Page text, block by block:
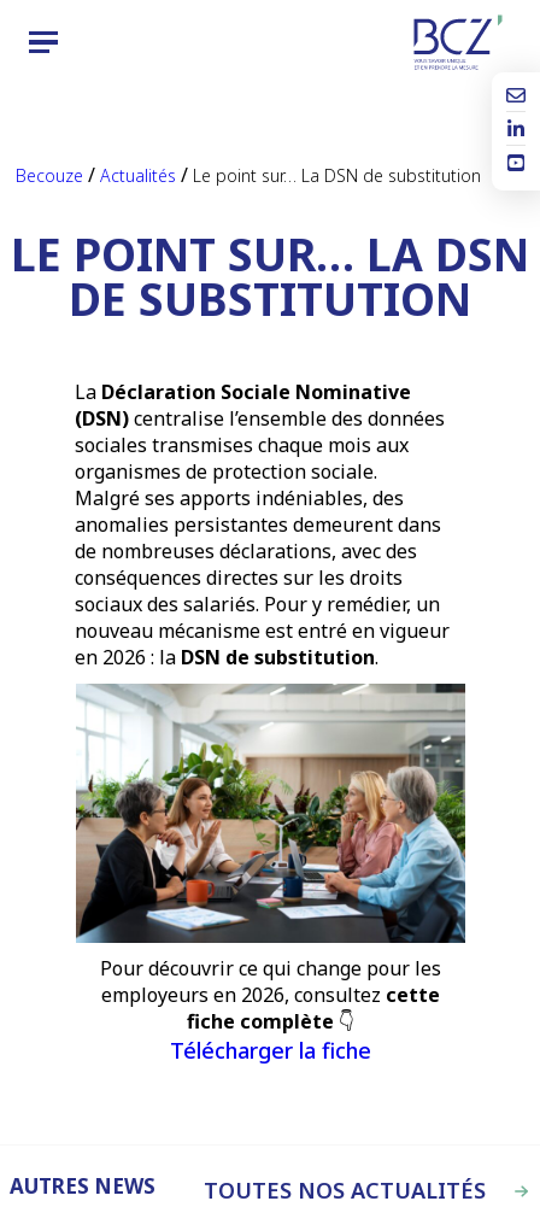
Becouze / Actualités / Le point sur… La DSN de substitution
LE POINT SUR… LA DSN
DE SUBSTITUTION
La Déclaration Sociale Nominative
(DSN)centralise l’ensemble des données
sociales transmises chaque mois aux
organismes de protection sociale.
Malgré ses apports indéniables, des
anomalies persistantes demeurent dans
de nombreuses déclarations, avec des
conséquences directes sur les droits
sociaux des salariés. Pour y remédier, un
nouveau mécanisme est entré en vigueur
en 2026 : la DSN de substitution.
Pour découvrir ce qui change pour les
employeurs en 2026, consultez cette
fiche complète 👇
Télécharger la fiche
AUTRES NEWS TOUTES NOS ACTUALITÉS